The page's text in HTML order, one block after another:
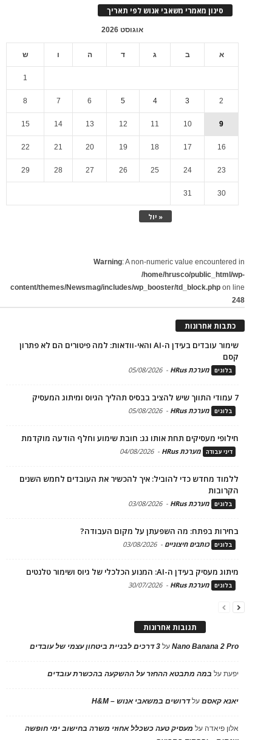
סינון מאמרי משאבי אנוש לפי תאריך
אוגוסט 2026
א ב ג ד ה ו ש
« יול
1
2
3
4
5
6
7
8
9
10
11
12
13
14
15
16
17
18
19
20
21
22
23
24
25
26
27
28
29
30
31
Warning: A non-numeric value encountered in
/home/hrusco/public_html/wp-
content/themes/Newsmag/includes/wp_booster/td_block.php on line
248
כתבות אחרונות
שימור עובדים בעידן ה-AI והאי-וודאות: למה פיטורים הם לא פתרון
קסם
בלוגים מערכת HRus -
05/08/2026
7 עמודי התווך שיש להציב בבסיס תהליך הגיוס ומיתוג המעסיק
בלוגים מערכת HRus -
05/08/2026
חילופי מעסיקים תחת אותו גג: חובת שימוע וחלף הודעה מוקדמת
דיני עבודה מערכת HRus -
04/08/2026
ללמוד מחדש כדי להוביל: איך להכשיר את העובדים לחמש השנים
הקרובות
בלוגים מערכת HRus -
03/08/2026
בחירות בפתח: מה השפעתן על מקום העבודה?
בלוגים כותבים חיצוניים -
03/08/2026
מיתוג מעסיק בעידן ה-AI: המנוע הכלכלי של גיוס ושימור טלנטים
בלוגים מערכת HRus -
30/07/2026
תגובות אחרונות
Nano Banana 2 Proעל 3 דרכים לבניית ביטחון עצמי של עובדים
יפעתעל במה מתבטא ההחזר על ההשקעה בהכשרת עובדים
יאנא קאסםעלדרושים במשאבי אנוש – H&M
אלון פיאדה על מעסיק טעה כשכלל אחוזי משרה בחישוב ימי חופשה